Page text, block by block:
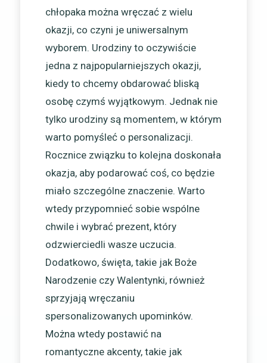
chłopaka można wręczać z wielu
okazji, co czyni je uniwersalnym
wyborem. Urodziny to oczywiście
jedna z najpopularniejszych okazji,
kiedy to chcemy obdarować bliską
osobę czymś wyjątkowym. Jednak nie
tylko urodziny są momentem, w którym
warto pomyśleć o personalizacji.
Rocznice związku to kolejna doskonała
okazja, aby podarować coś, co będzie
miało szczególne znaczenie. Warto
wtedy przypomnieć sobie wspólne
chwile i wybrać prezent, który
odzwierciedli wasze uczucia.
Dodatkowo, święta, takie jak Boże
Narodzenie czy Walentynki, również
sprzyjają wręczaniu
spersonalizowanych upominków.
Można wtedy postawić na
romantyczne akcenty, takie jak